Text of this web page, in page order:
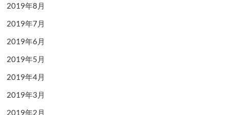
2019年8月
2019年7月
2019年6月
2019年5月
2019年4月
2019年3月
2019年2月